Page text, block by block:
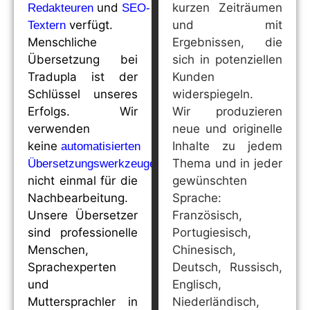
Redakteuren und SEO-
Textern verfügt.
Menschliche
Übersetzung bei
Tradupla ist der
Schlüssel unseres
Erfolgs. Wir
verwenden
keine automatisierten
Übersetzungswerkzeuge
nicht einmal für die
Nachbearbeitung.
Unsere Übersetzer
sind professionelle
Menschen,
Sprachexperten
und
Muttersprachler in
kurzen Zeiträumen
und mit
Ergebnissen, die
sich in potenziellen
Kunden
widerspiegeln.
Wir produzieren
neue und originelle
Inhalte zu jedem
Thema und in jeder
gewünschten
Sprache:
Französisch,
Portugiesisch,
Chinesisch,
Deutsch, Russisch,
Englisch,
Niederländisch,